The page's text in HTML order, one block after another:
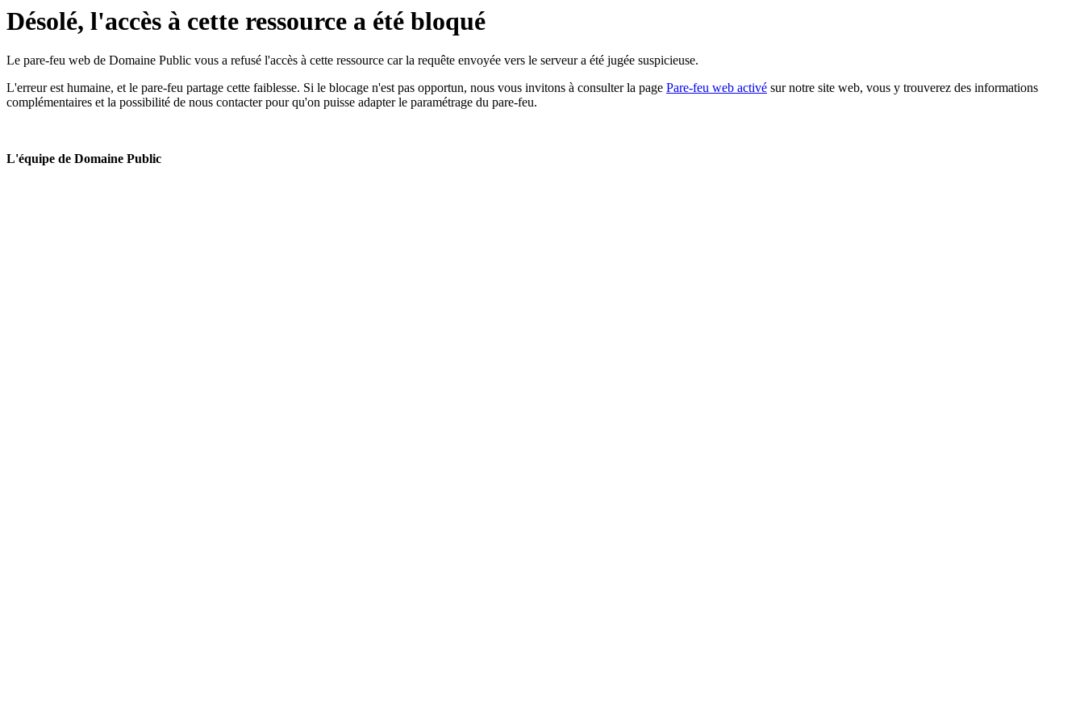
Désolé, l'accès à cette ressource a été bloqué
Le pare-feu web de Domaine Public vous a refusé l'accès à cette ressource car la requête envoyée vers le serveur a été jugée suspicieuse.
L'erreur est humaine, et le pare-feu partage cette faiblesse. Si le blocage n'est pas opportun, nous vous invitons à consulter la page Pare-feu web activé sur notre site web, vous y trouverez des informations
complémentaires et la possibilité de nous contacter pour qu'on puisse adapter le paramétrage du pare-feu.
L'équipe de Domaine Public